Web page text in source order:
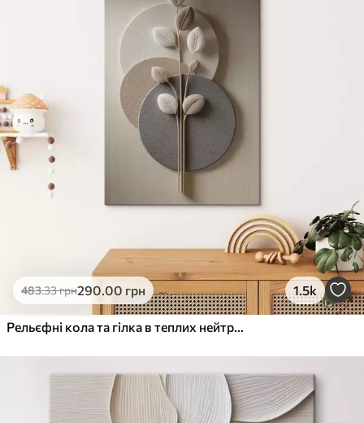
483.33грн290.00 грн 1.5k
Рельєфні кола та гілка в теплих нейтральних тонах